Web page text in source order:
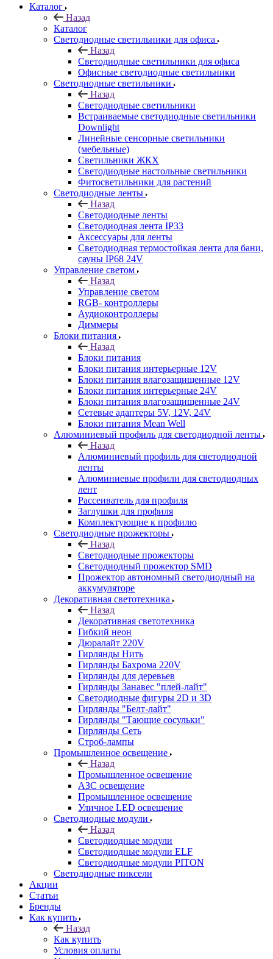
Каталог
Назад
Каталог
Светодиодные светильники для офиса
Назад
Светодиодные светильники для офиса
Офисные светодиодные светильники
Светодиодные светильники
Назад
Светодиодные светильники
Встраиваемые светодиодные светильники
Downlight
Линейные сенсорные светильники
(мебельные)
Светильники ЖКХ
Светодиодные настольные светильники
Фитосветильники для растений
Светодиодные ленты
Назад
Светодиодные ленты
Светодиодная лента IP33
Аксессуары для ленты
Светодиодная термостойкая лента для бани,
сауны IP68 24V
Управление светом
Назад
Управление светом
RGB- контроллеры
Аудиоконтроллеры
Диммеры
Блоки питания
Назад
Блоки питания
Блоки питания интерьерные 12V
Блоки питания влагозащищенные 12V
Блоки питания интерьерные 24V
Блоки питания влагозащищенные 24V
Сетевые адаптеры 5V, 12V, 24V
Блоки питания Mean Well
Алюминиевый профиль для светодиодной ленты
Назад
Алюминиевый профиль для светодиодной
ленты
Алюминиевые профили для светодиодных
лент
Рассеиватель для профиля
Заглушки для профиля
Комплектующие к профилю
Светодиодные прожекторы
Назад
Светодиодные прожекторы
Светодиодный прожектор SMD
Прожектор автономный светодиодный на
аккумуляторе
Декоративная светотехника
Назад
Декоративная светотехника
Гибкий неон
Дюралайт 220V
Гирлянды Нить
Гирлянды Бахрома 220V
Гирлянды для деревьев
Гирлянды Занавес "плей-лайт"
Светодиодные фигуры 2D и 3D
Гирлянды "Белт-лайт"
Гирлянды "Тающие сосульки"
Гирлянды Сеть
Строб-лампы
Промышленное освещение
Назад
Промышленное освещение
АЗС освещение
Промышленное освещение
Уличное LED освещение
Светодиодные модули
Назад
Светодиодные модули
Светодиодные модули ELF
Светодиодные модули PITON
Светодиодные пиксели
Акции
Статьи
Бренды
Как купить
Назад
Как купить
Условия оплаты